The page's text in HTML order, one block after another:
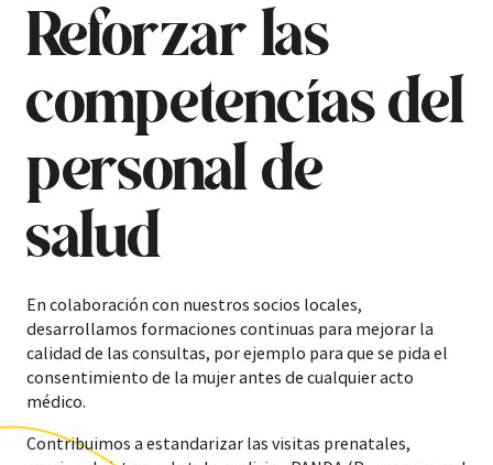
Reforzar las
competencias del
personal de
salud
En colaboración con nuestros socios locales,
desarrollamos formaciones continuas para mejorar la
calidad de las consultas, por ejemplo para que se pida el
consentimiento de la mujer antes de cualquier acto
médico.
Contribuimos a estandarizar las visitas prenatales,